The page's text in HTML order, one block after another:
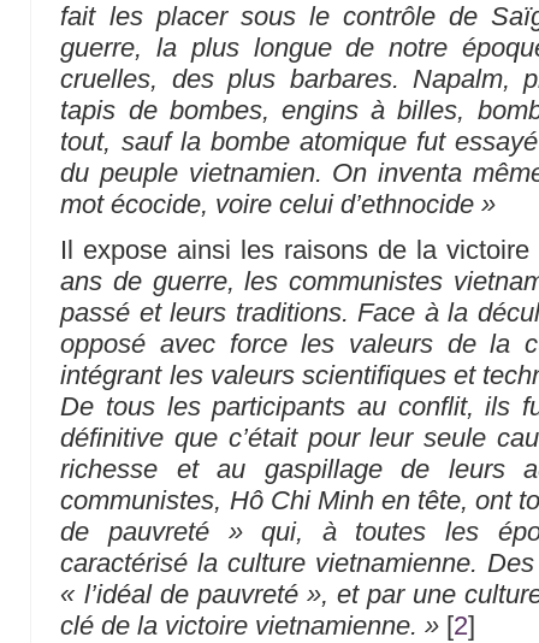
fait les placer sous le contrôle de
guerre, la plus longue de notre
cruelles, des plus barbares. Napalm,
tapis de bombes, engins à billes,
tout, sauf la bombe atomique fut
du peuple vietnamien. On inventa
mot écocide, voire celui d’ethnocide »
Il expose ainsi les raisons de la
ans de guerre, les communistes
passé et leurs traditions. Face à la
opposé avec force les valeurs de la
intégrant les valeurs scientifiques et
De tous les participants au conflit, ils
définitive que c’était pour leur seule
richesse et au gaspillage de leurs
communistes, Hô Chi Minh en tête, ont
de pauvreté » qui, à toutes les
caractérisé la culture vietnamienne.
« l’idéal de pauvreté », et par une
clé de la victoire vietnamienne. » [2]